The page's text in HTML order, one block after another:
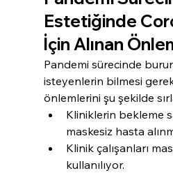
Estetiğinde
İçin Alınan
Pandemi sürecinde
isteyenlerin bilmesi
önlemlerini şu şekilde
Kliniklerin bekleme
maskesiz hasta
Klinik çalışanları
kullanılıyor.